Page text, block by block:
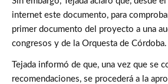
internet este documento, para
primer documento del proyecto a una
congresos y de la Orquesta de Córdoba.
Tejada informó de que, una vez que se
recomendaciones, se procederá a la